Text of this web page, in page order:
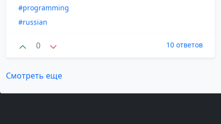
#programming
#russian
0 10 ответов
Смотреть еще